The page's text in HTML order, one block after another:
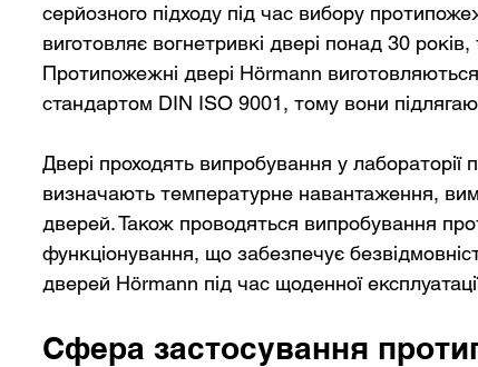
серйозного підходу під час вибору
виготовляє вогнетривкі двері понад 30
Протипожежні двері Hörmann
стандартом DIN ISO 9001, тому вони
Двері проходять випробування у
визначають температурне навантаження,
дверей. Також проводяться випробування
функціонування, що забезпечує
дверей Hörmann під час щоденної
Сфера застосування